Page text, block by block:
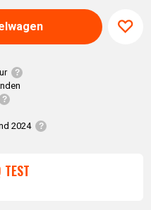
2024